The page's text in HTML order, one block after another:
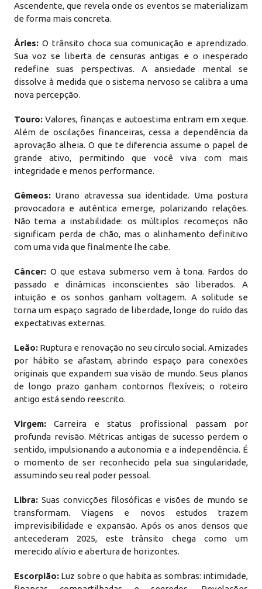
Ascendente, que revela onde os eventos se materializam
de forma mais concreta.
Áries: O trânsito choca sua comunicação e aprendizado.
Sua voz se liberta de censuras antigas e o inesperado
redefine suas perspectivas. A ansiedade mental se
dissolve à medida que o sistema nervoso se calibra a uma
nova percepção.
Touro: Valores, finanças e autoestima entram em xeque.
Além de oscilações financeiras, cessa a dependência da
aprovação alheia. O que te diferencia assume o papel de
grande ativo, permitindo que você viva com mais
integridade e menos performance.
Gêmeos: Urano atravessa sua identidade. Uma postura
provocadora e autêntica emerge, polarizando relações.
Não tema a instabilidade: os múltiplos recomeços não
significam perda de chão, mas o alinhamento definitivo
com uma vida que finalmente lhe cabe.
Câncer: O que estava submerso vem à tona. Fardos do
passado e dinâmicas inconscientes são liberados. A
intuição e os sonhos ganham voltagem. A solitude se
torna um espaço sagrado de liberdade, longe do ruído das
expectativas externas.
Leão: Ruptura e renovação no seu círculo social. Amizades
por hábito se afastam, abrindo espaço para conexões
originais que expandem sua visão de mundo. Seus planos
de longo prazo ganham contornos flexíveis; o roteiro
antigo está sendo reescrito.
Virgem: Carreira e status profissional passam por
profunda revisão. Métricas antigas de sucesso perdem o
sentido, impulsionando a autonomia e a independência. É
o momento de ser reconhecido pela sua singularidade,
assumindo seu real poder pessoal.
Libra: Suas convicções filosóficas e visões de mundo se
transformam. Viagens e novos estudos trazem
imprevisibilidade e expansão. Após os anos densos que
antecederam 2025, este trânsito chega como um
merecido alívio e abertura de horizontes.
Escorpião: Luz sobre o que habita as sombras: intimidade,